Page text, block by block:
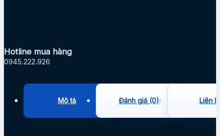
Hotline mua hàng
0945.222.926
Mô tả Đánh giá (0) Liên